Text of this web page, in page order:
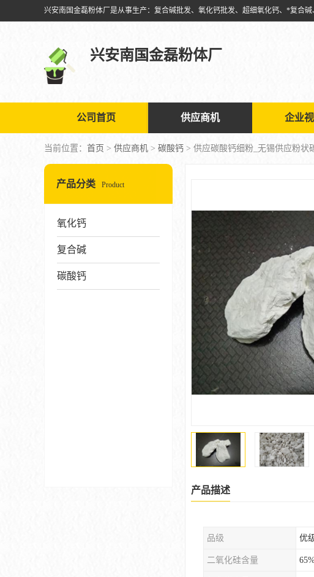
兴安南国金磊粉体厂
公司首页 供应商机 企业
当前位置： 首页 > 供应商机 > 碳酸钙 > 供应碳酸钙细粉_无锡供应粉状
产品分类 Product
氧化钙
复合碱
碳酸钙
产品描述
品级 优
二氧化硅含量